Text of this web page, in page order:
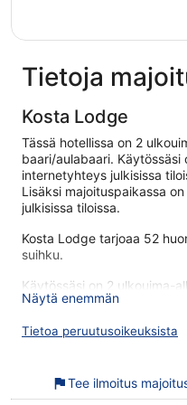
Tietoja
Kosta Lodge
Tässä hotellissa on 2
baari/aulabaari. Käytössäsi
internetyhteys julkisissa
Lisäksi majoituspaikassa
julkisissa tiloissa.
Kosta Lodge tarjoaa 52
suihku.
Käytössäsi on 2 ulkouima-
vapaa-ajan palveluihin
sen lähistöllä, ja ne
kohteesta
ilmainen Wi-Fi yleisissä
Näytä enemmän
Tietoa peruutusoikeuksista
Tee ilmoitus